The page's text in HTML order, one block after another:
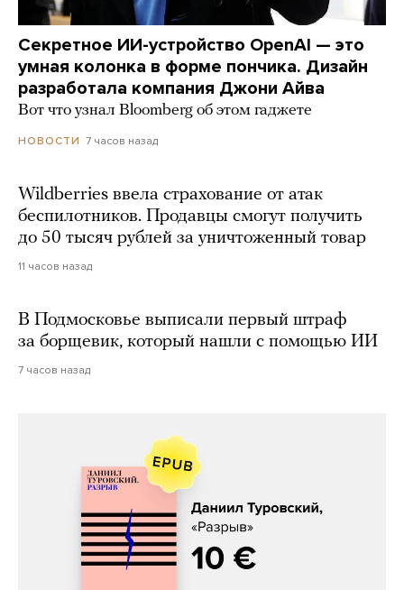
Секретное ИИ-устройство OpenAI — это
умная колонка в форме пончика. Дизайн
разработала компания Джони Айва
Вот что узнал Bloomberg об этом гаджете
НОВОСТИ 7 часов назад
Wildberries ввела страхование от атак
беспилотников. Продавцы смогут получить
до 50 тысяч рублей за уничтоженный товар
11 часов назад
В Подмосковье выписали первый штраф
за борщевик, который нашли с помощью ИИ
7 часов назад